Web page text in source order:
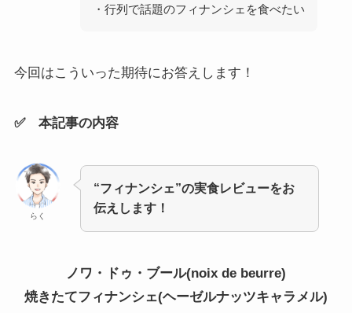
・行列で話題のフィナンシェを食べたい
今回はこういった期待にお答えします！
✅ 本記事の内容
らく
“フィナンシェ”の実食レビューをお
伝えします！
ノワ・ドゥ・ブール(noix de beurre)
焼きたてフィナンシェ(ヘーゼルナッツキャラメル)